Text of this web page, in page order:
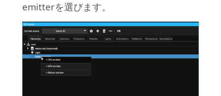
emitterを選びます。